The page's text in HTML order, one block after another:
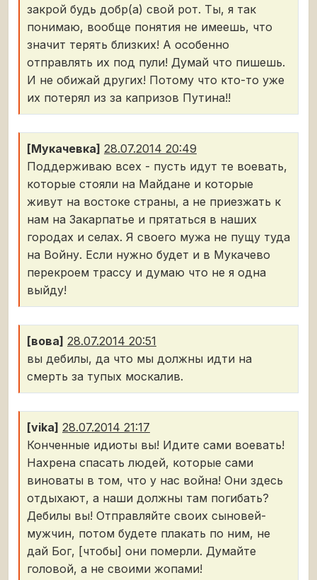
закрой будь добр(а) свой ​​рот. Ты, я так
понимаю, вообще понятия не имеешь, что
значит терять близких! А особенно
отправлять их под пули! Думай что пишешь.
И не обижай других! Потому что кто-то уже
их потерял из за капризов Путина!!
[Мукачевка] 28.07.2014 20:49
Поддерживаю всех - пусть идут те воевать,
которые стояли на Майдане и которые
живут на востоке страны, а не приезжать к
нам на Закарпатье и прятаться в наших
городах и селах. Я своего мужа не пущу туда
на Войну. Если нужно будет и в Мукачево
перекроем трассу и думаю что не я одна
выйду!
[вова] 28.07.2014 20:51
вы дебилы, да что мы должны идти на
смерть за тупых москалив.
[vika] 28.07.2014 21:17
Конченные идиоты вы! Идите сами воевать!
Нахрена спасать людей, которые сами
виноваты в том, что у нас война! Они здесь
отдыхают, а наши должны там погибать?
Дебилы вы! Отправляйте своих сыновей-
мужчин, потом будете плакать по ним, не
дай Бог, [чтобы] они померли. Думайте
головой, а не своими жопами!